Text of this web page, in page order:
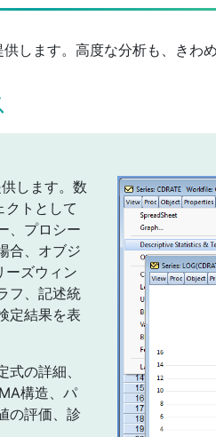
します。高度な分析も、きわ
します。数
クトとして
、プロシー
合、オブジ
ーズウィン
フ、記述統
定結果を表
の詳細、
構造、パ
の評価、診